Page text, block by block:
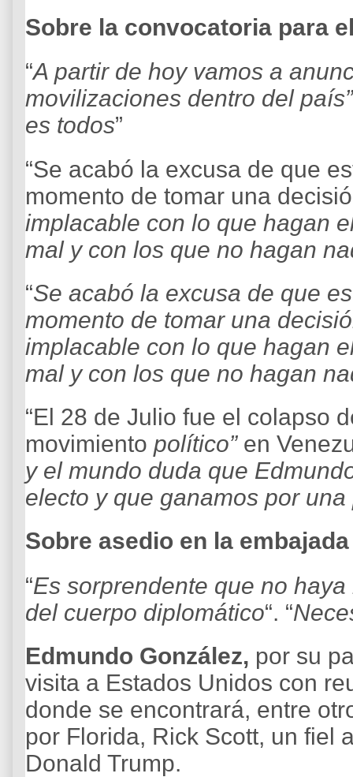
Sobre la convocatoria para
“A partir de hoy vamos a
movilizaciones dentro del
es todos”
“Se acabó la excusa de que
momento de tomar una
implacable con lo que hagan
mal y con los que no hagan
“Se acabó la excusa de que
momento de tomar una
implacable con lo que hagan
mal y con los que no hagan
“El 28 de Julio fue el colapso
movimiento político”en
y el mundo duda que
electo y que ganamos por una
Sobre asedio en la
“Es sorprendente que no
del cuerpo diplomático“. “
Edmundo González, por su
visita a Estados Unidos con
donde se encontrará, entre
por Florida, Rick Scott, un fiel
Donald Trump.